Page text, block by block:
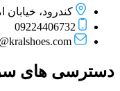
کندرود، خیابان
09224406732
دسترسی های